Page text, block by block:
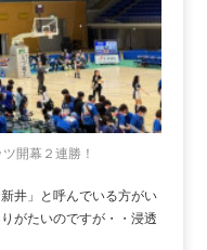
開幕２連勝！
井」と呼んでいる方がい
がたいのですが・・浸透